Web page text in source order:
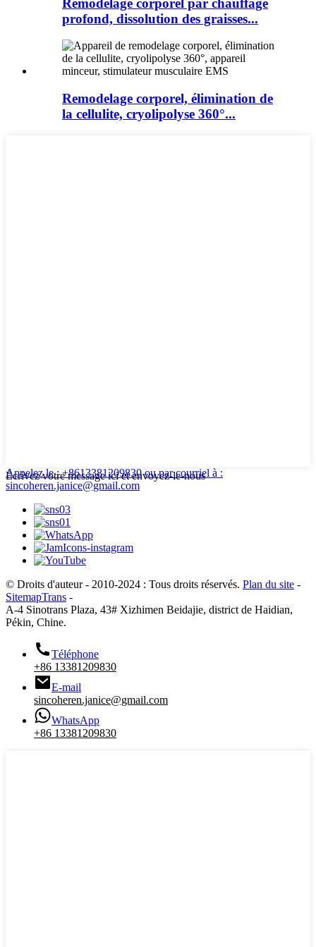
Remodelage corporel par chauffage
profond, dissolution des graisses...
Remodelage corporel, élimination de
la cellulite, cryolipolyse 360°...
Écrivez votre message ici et envoyez-le-nous
Appelez le : +8613381209830 ou par courriel à :
sincoheren.janice@gmail.com
© Droits d'auteur - 2010-2024 : Tous droits réservés. Plan du site -
SitemapTrans -
A-4 Sinotrans Plaza, 43# Xizhimen Beidajie, district de Haidian,
Pékin, Chine.
Téléphone
+86 13381209830
E-mail
sincoheren.janice@gmail.com
WhatsApp
+86 13381209830